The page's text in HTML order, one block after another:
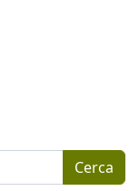
Cerca